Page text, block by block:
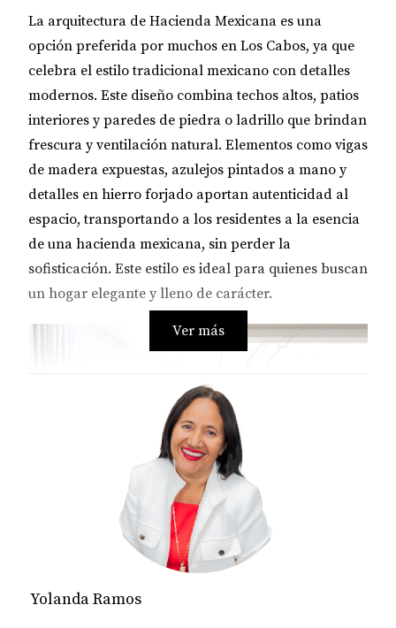
La arquitectura de Hacienda Mexicana es una
opción preferida por muchos en Los Cabos, ya que
celebra el estilo tradicional mexicano con detalles
modernos. Este diseño combina techos altos, patios
interiores y paredes de piedra o ladrillo que brindan
frescura y ventilación natural. Elementos como vigas
de madera expuestas, azulejos pintados a mano y
detalles en hierro forjado aportan autenticidad al
espacio, transportando a los residentes a la esencia
de una hacienda mexicana, sin perder la
sofisticación. Este estilo es ideal para quienes buscan
un hogar elegante y lleno de carácter.
Ver más
Yolanda Ramos